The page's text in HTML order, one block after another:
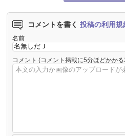
コメントを書く 投稿の利用規
名前
コメント (コメント掲載に5分ほどかか